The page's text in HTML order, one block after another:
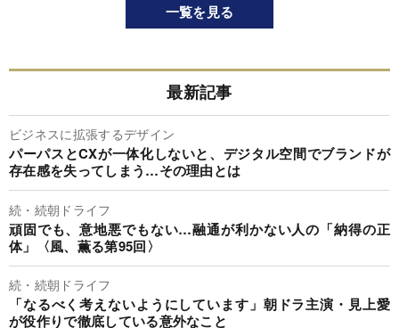
一覧を見る
最新記事
ビジネスに拡張するデザイン
パーパスとCXが一体化しないと、デジタル空間でブランドが
存在感を失ってしまう…その理由とは
続・続朝ドライフ
頑固でも、意地悪でもない…融通が利かない人の「納得の正
体」〈風、薫る第95回〉
続・続朝ドライフ
「なるべく考えないようにしています」朝ドラ主演・見上愛
が役作りで徹底している意外なこと